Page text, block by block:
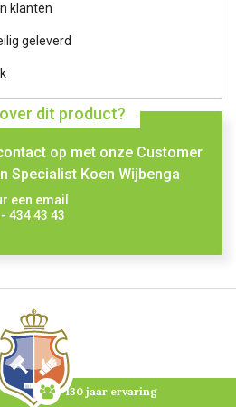
klanten
geleverd
dit product?
op met onze Customer
Specialist Koen Wijbenga
een email
434 43 43
130 jaar ervaring